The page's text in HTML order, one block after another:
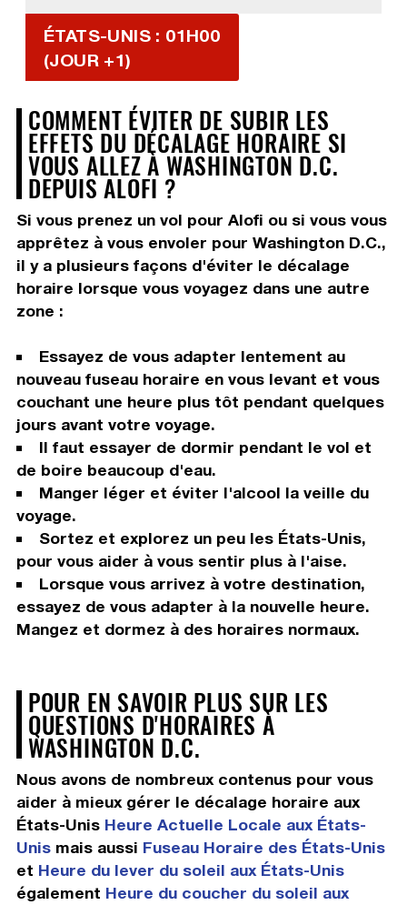
ÉTATS-UNIS : 01H00
(JOUR +1)
COMMENT ÉVITER DE SUBIR LES
EFFETS DU DÉCALAGE HORAIRE SI
VOUS ALLEZ À WASHINGTON D.C.
DEPUIS ALOFI ?
Si vous prenez un vol pour Alofi ou si vous vous
apprêtez à vous envoler pour Washington D.C.,
il y a plusieurs façons d'éviter le décalage
horaire lorsque vous voyagez dans une autre
zone :
Essayez de vous adapter lentement au
nouveau fuseau horaire en vous levant et vous
couchant une heure plus tôt pendant quelques
jours avant votre voyage.
Il faut essayer de dormir pendant le vol et
de boire beaucoup d'eau.
Manger léger et éviter l'alcool la veille du
voyage.
Sortez et explorez un peu les États-Unis,
pour vous aider à vous sentir plus à l'aise.
Lorsque vous arrivez à votre destination,
essayez de vous adapter à la nouvelle heure.
Mangez et dormez à des horaires normaux.
POUR EN SAVOIR PLUS SUR LES
QUESTIONS D'HORAIRES À
WASHINGTON D.C.
Nous avons de nombreux contenus pour vous
aider à mieux gérer le décalage horaire aux
États-Unis Heure Actuelle Locale aux États-
Unismais aussi Fuseau Horaire des États-Unis
et Heure du lever du soleil aux États-Unis
également Heure du coucher du soleil aux